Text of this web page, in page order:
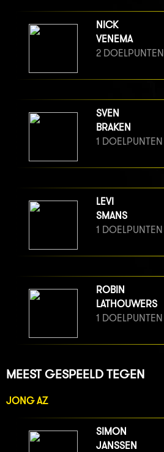
NICK
VENEMA
2 DOELPUNTEN
SVEN
BRAKEN
1 DOELPUNTEN
LEVI
SMANS
1 DOELPUNTEN
ROBIN
LATHOUWERS
1 DOELPUNTEN
MEEST GESPEELD TEGEN
JONG AZ
SIMON
JANSSEN